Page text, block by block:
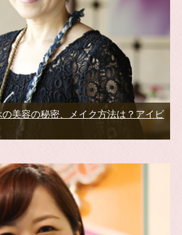
美容の秘密、メイク方法は？アイビ